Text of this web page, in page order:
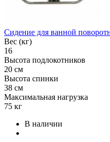
Сидение для ванной
Вес (кг)
16
Высота подлокотников
20 см
Высота спинки
38 см
Максимальная нагрузка
75 кг
В наличии